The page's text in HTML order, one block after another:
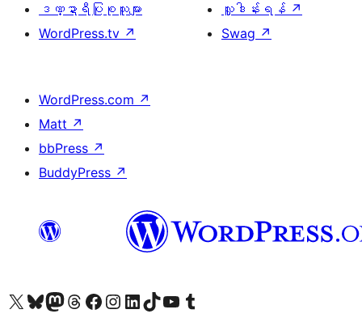
ဒဏ္ဍာရီပြုစုသူများ
WordPress.tv ↗
လှူဒါန်းရန် ↗
Swag ↗
WordPress.com ↗
Matt ↗
bbPress ↗
BuddyPress ↗
ကျွန်ုပ်တို့၏ X (ယခင် Twitter) အကောင့်သို့ သွားရောက်ကြည့်ရှုပါကျွန်ုပ်တို့၏ Bluesky အကောင့်သို့ ဝင်ရောက်ကြည့်ရှုရန်
ကျွန်ုပ်တို့၏ Mastodon အကောင့်သို့ သွားရောက်ကြည့်ရှုပါကျွန်ုပ်တို့၏ Threads အကောင့်သို့ ဝင်ရောက်ကြည့်ရှုရန်
ကျွန်ုပ်တို့၏ Facebook စာမျက်နှာသို့ သွားရောက်ကြည့်ရှုပါကျွန်ုပ်တို့၏ Instagram အကောင့်သို့ သွားရောက်ကြည့်ရှုပါ ကျွန်ုပ်တို့၏ LinkedIn အကောင့်သို့ သွားရောက်ကြည့်ရှုပါကျွန်ုပ်တို့၏ TikTok အကောင့်သို့ ဝင်ရောက်ကြည့်ရှုရန်
ကျွန်ုပ်တို့၏ YouTube ချန်နယ်သို့ သွားရောက်ကြည့်ရှုပါ ကျွန်ုပ်တို့၏ Tumblr အကောင့်သို့ ဝင်ရောက်ကြည့်ရှုရန်